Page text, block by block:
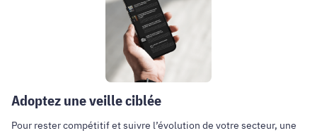
Adoptez une veille ciblée
Pour rester compétitif et suivre l’évolution de votre secteur, une